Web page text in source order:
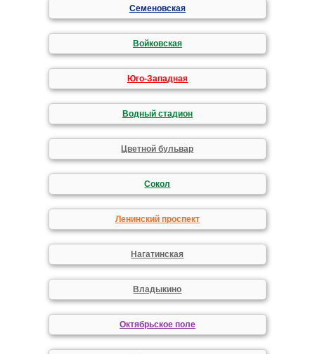
Семеновская
Войковская
Юго-Западная
Водный стадион
Цветной бульвар
Сокол
Ленинский проспект
Нагатинская
Владыкино
Октябрьское поле